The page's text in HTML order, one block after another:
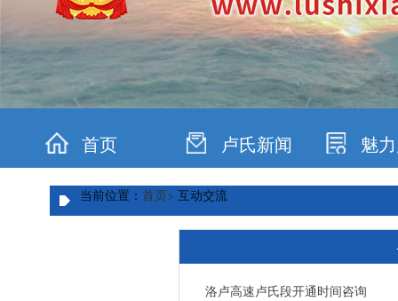
首页 卢氏新闻 魅
当前位置： 首页> 互动交流
洛卢高速卢氏段开通时间咨询